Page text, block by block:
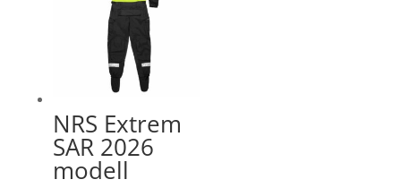
NRS Extrem
SAR 2026
modell